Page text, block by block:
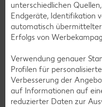
unterschiedlichen
Endgeräte, Identifikation
automatisch
Erfolgs von
Verwendung genauer
Profilen für
Verbesserung der
auf Informationen auf
reduzierter Daten zur